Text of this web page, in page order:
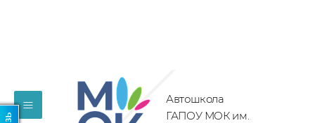
Автошкола
ГАПОУ МОК им.
≡